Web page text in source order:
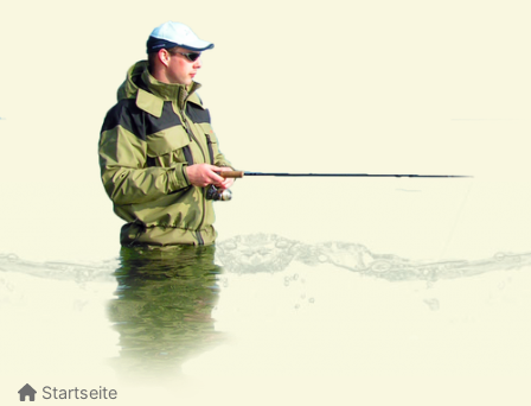
Startseite